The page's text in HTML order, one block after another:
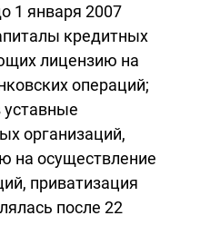
1 января 2007
кредитных
лицензию на
операций;
организаций,
на осуществление
приватизация
после 22